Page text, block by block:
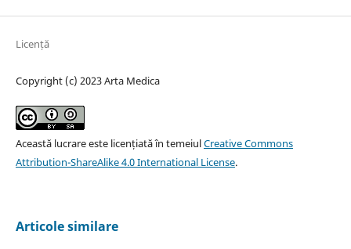
Licență
Copyright (c) 2023 Arta Medica
Această lucrare este licențiată în temeiulCreative Commons
Attribution-ShareAlike 4.0 International License.
Articole similare